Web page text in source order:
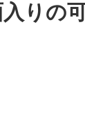
りの